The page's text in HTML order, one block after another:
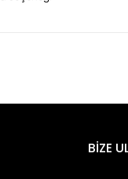
BİZE